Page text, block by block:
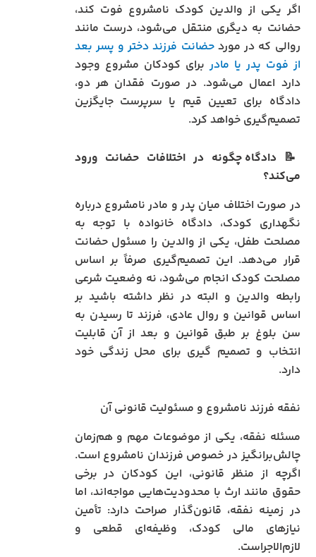
اگر یکی از والدین کودک نامشروع فوت کند،
حضانت به دیگری منتقل می‌شود، درست مانند
روالی که در موردحضانت فرزند دختر و پسر بعد
از فوت پدر یا مادر برای کودکان مشروع وجود
دارد اعمال می‌شود. در صورت فقدان هر دو،
دادگاه برای تعیین قیم یا سرپرست جایگزین
تصمیم‌گیری خواهد کرد.
📝دادگاه چگونه در اختلافات حضانت ورود
می‌کند؟
در صورت اختلاف میان پدر و مادر نامشروع درباره
نگهداری کودک، دادگاه خانواده با توجه به
مصلحت طفل، یکی از والدین را مسئول حضانت
قرار می‌دهد. این تصمیم‌گیری صرفاً بر اساس
مصلحت کودک انجام می‌شود، نه وضعیت شرعی
رابطه والدین و البته در نظر داشته باشید بر
اساس قوانین و روال عادی، فرزند تا رسیدن به
سن بلوغ بر طبق قوانین و بعد از آن قابلیت
انتخاب و تصمیم گیری برای محل زندگی خود
دارد.
نفقه فرزند نامشروع و مسئولیت قانونی آن
مسئله نفقه، یکی از موضوعات مهم و هم‌زمان
چالش‌برانگیز در خصوص فرزندان نامشروع است.
اگرچه از منظر قانونی، این کودکان در برخی
حقوق مانند ارث با محدودیت‌هایی مواجه‌اند، اما
در زمینه نفقه، قانون‌گذار صراحت دارد: تأمین
نیازهای مالی کودک، وظیفه‌ای قطعی و
لازم‌الاجراست.